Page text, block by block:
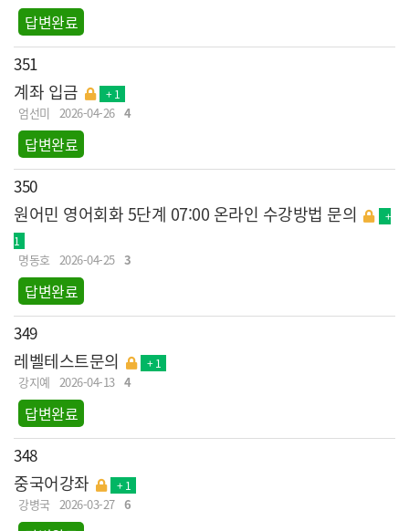
답변완료
351
계좌 입금 + 1
엄선미 2026-04-26 4
답변완료
350
원어민 영어회화 5단계 07:00 온라인 수강방법 문의
+
1
명동호 2026-04-25 3
답변완료
349
레벨테스트문의 + 1
강지예 2026-04-13 4
답변완료
348
중국어강좌 + 1
강병국 2026-03-27 6